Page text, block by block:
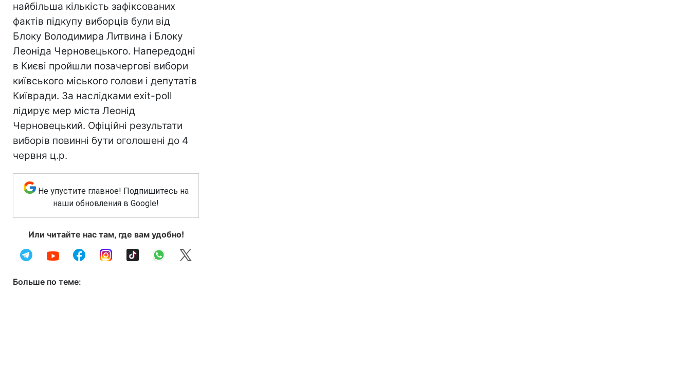
найбільша кількість зафіксованих
фактів підкупу виборців були від
Блоку Володимира Литвина і Блоку
Леоніда Черновецького. Напередодні
в Києві пройшли позачергові вибори
київського міського голови і депутатів
Київради. За наслідками exit-poll
лідирує мер міста Леонід
Черновецький. Офіційні результати
виборів повинні бути оголошені до 4
червня ц.р.
Не упустите главное! Подпишитесь на
наши обновления в Google!
Или читайте нас там, где вам удобно!
Больше по теме: